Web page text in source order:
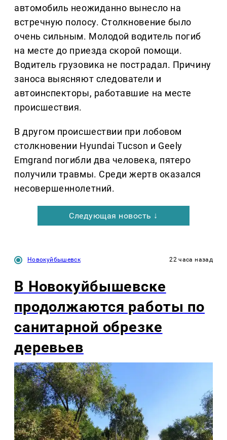
автомобиль неожиданно вынесло на
встречную полосу. Столкновение было
очень сильным. Молодой водитель погиб
на месте до приезда скорой помощи.
Водитель грузовика не пострадал. Причину
заноса выясняют следователи и
автоинспекторы, работавшие на месте
происшествия.
В другом происшествии при лобовом
столкновении Hyundai Tucson и Geely
Emgrand погибли два человека, пятеро
получили травмы. Среди жертв оказался
несовершеннолетний.
Следующая новость ↓
Новокуйбышевск 22 часа назад
В Новокуйбышевске
продолжаются работы по
санитарной обрезке
деревьев